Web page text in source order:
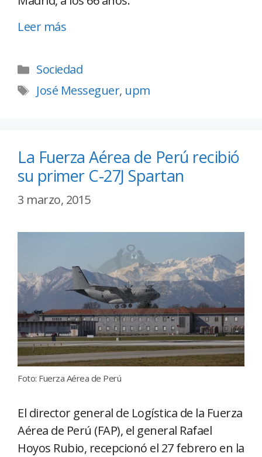
Leer más
Sociedad
José Messeguer, upm
La Fuerza Aérea de Perú recibió
su primer C-27J Spartan
3 marzo, 2015
Foto: Fuerza Aérea de Perú
El director general de Logística de la Fuerza
Aérea de Perú (FAP), el general Rafael
Hoyos Rubio, recepcionó el 27 febrero en la